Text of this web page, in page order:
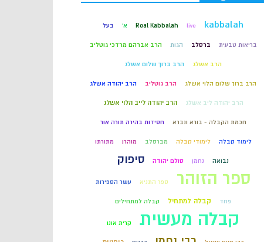
kabbalah
live
Real Kabbalah א' בעל
בריאות טבעית ברסלב הגות הרב אברהם מרדכי גוטליב
הרב אשלג הרב ברוך שלום אשלג
הרב ברוך שלום הלוי אשלג הרב גוטליב הרב יהודה אשלג
הרב יהודה ליב אשלג הרב יהודה לייב הלוי אשלג
חכמת הקבלה - בורא ונברא חסידות בהירה תורה אור
לימוד קבלה לימודי קבלה מברסלב מוהרן מתורתו
נבואה נחמן סולם יהודה סיפוק
ספר הזוהר ספר התניא עשר הספירות
פחד קבלה למתחיל קבלה למתחילים
קבלה מעשית קרית אונו